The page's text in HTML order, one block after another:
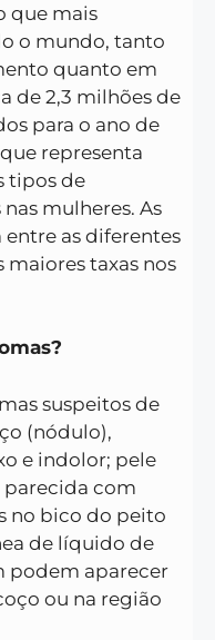
que mais
o mundo, tanto
quanto em
de 2,3 milhões de
para o ano de
representa
tipos de
mulheres. As
as diferentes
maiores taxas nos
suspeitos de
(nódulo),
e indolor; pele
parecida com
no bico do peito
de líquido de
podem aparecer
ou na região